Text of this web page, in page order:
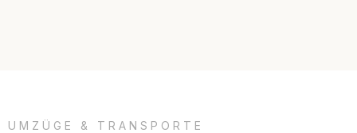
UMZÜGE & TRANSPORTE